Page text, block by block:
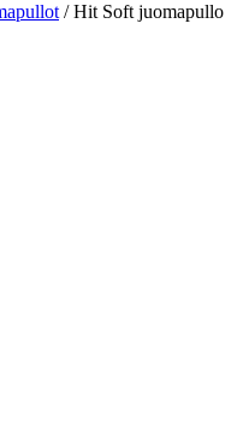
/Hit Soft juomapullo